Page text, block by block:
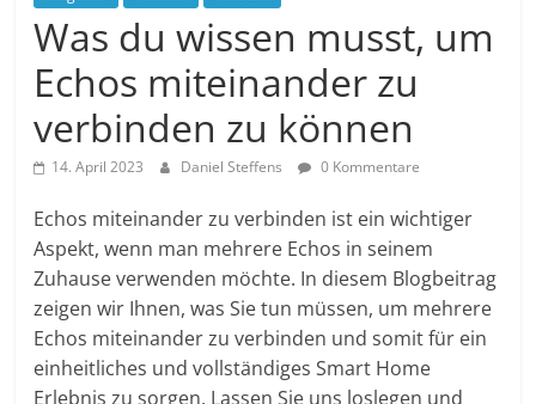
Was du wissen musst, um
Echos miteinander zu
verbinden zu können
14. April 2023 Daniel Steffens 0 Kommentare
Echos miteinander zu verbinden ist ein wichtiger
Aspekt, wenn man mehrere Echos in seinem
Zuhause verwenden möchte. In diesem Blogbeitrag
zeigen wir Ihnen, was Sie tun müssen, um mehrere
Echos miteinander zu verbinden und somit für ein
einheitliches und vollständiges Smart Home
Erlebnis zu sorgen. Lassen Sie uns loslegen und